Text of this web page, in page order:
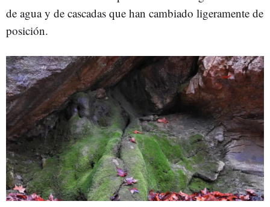
de agua y de cascadas que han cambiado ligeramente de
posición.